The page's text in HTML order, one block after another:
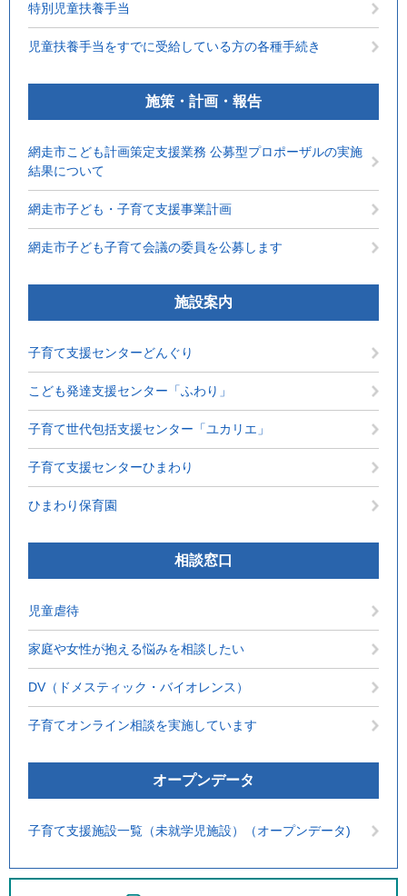
特別児童扶養手当
児童扶養手当をすでに受給している方の各種手続き
施策・計画・報告
網走市こども計画策定支援業務 公募型プロポーザルの実施
結果について
網走市子ども・子育て支援事業計画
網走市子ども子育て会議の委員を公募します
施設案内
子育て支援センターどんぐり
こども発達支援センター「ふわり」
子育て世代包括支援センター「ユカリエ」
子育て支援センターひまわり
ひまわり保育園
相談窓口
児童虐待
家庭や女性が抱える悩みを相談したい
DV（ドメスティック・バイオレンス）
子育てオンライン相談を実施しています
オープンデータ
子育て支援施設一覧（未就学児施設）（オープンデータ)